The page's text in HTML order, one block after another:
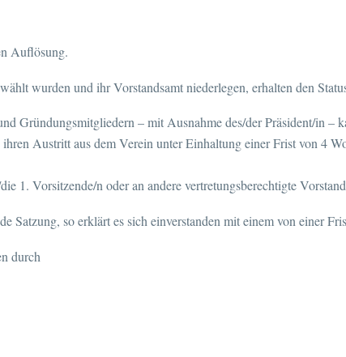
Auflösung.
wurden und ihr Vorstandsamt niederlegen, erhalten den
Gründungsmitgliedern – mit Ausnahme des/der Präsident/in
Austritt aus dem Verein unter Einhaltung einer Frist von 4
1. Vorsitzende/n oder an andere vertretungsberechtigte
Satzung, so erklärt es sich einverstanden mit einem von einer
durch